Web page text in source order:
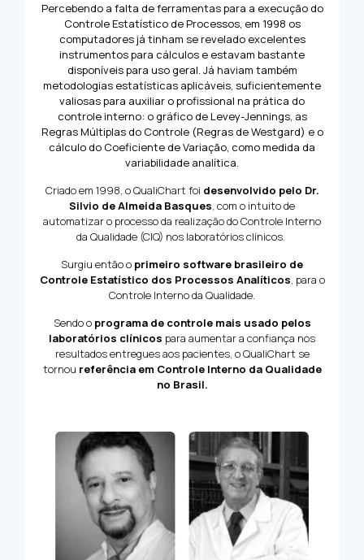
Percebendo a falta de ferramentas para a execução do
Controle Estatístico de Processos, em 1998 os
computadores já tinham se revelado excelentes
instrumentos para cálculos e estavam bastante
disponíveis para uso geral. Já haviam também
metodologias estatísticas aplicáveis, suficientemente
valiosas para auxiliar o profissional na prática do
controle interno: o gráfico de Levey-Jennings, as
Regras Múltiplas do Controle (Regras de Westgard) e o
cálculo do Coeficiente de Variação, como medida da
variabilidade analítica.
Criado em 1998, o QualiChart foi desenvolvido pelo Dr.
Silvio de Almeida Basques, com o intuito de
automatizar o processo da realização do Controle Interno
da Qualidade (CIQ) nos laboratórios clínicos.
Surgiu então o primeiro software brasileiro de
Controle Estatístico dos Processos Analíticos, para o
Controle Interno da Qualidade.
Sendo o programa de controle mais usado pelos
laboratórios clínicos para aumentar a confiança nos
resultados entregues aos pacientes, o QualiChart se
tornou referência em Controle Interno da Qualidade
no Brasil.